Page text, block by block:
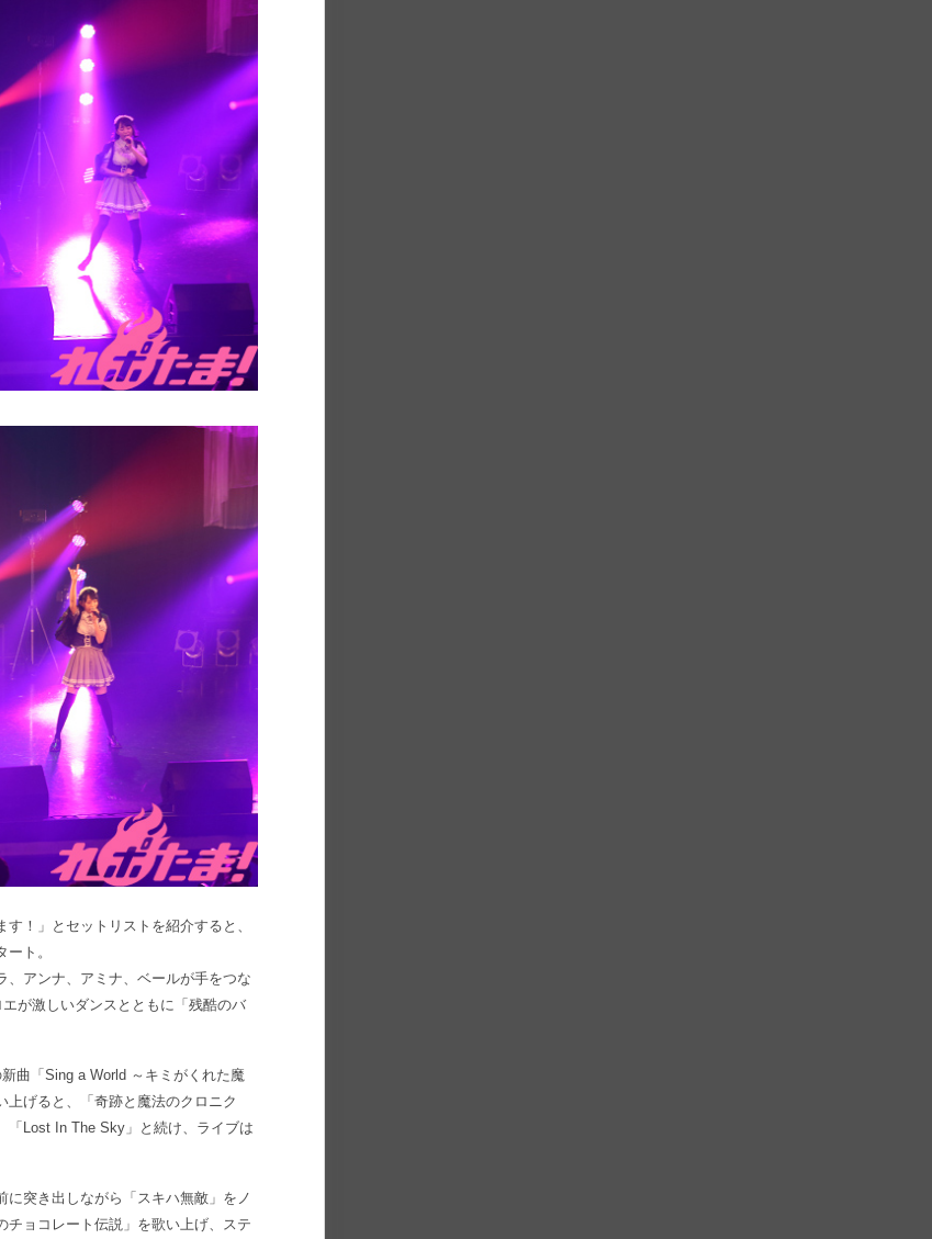
！」とセットリストを紹介すると、
ト。
、アンナ、アミナ、ベールが手をつな
が激しいダンスとともに「残酷のバ
曲「Sing a World ～キミがくれた魔
げると、「奇跡と魔法のクロニク
「Lost In The Sky」と続け、ライブは
突き出しながら「スキハ無敵」をノ
チョコレート伝説」を歌い上げ、ステ